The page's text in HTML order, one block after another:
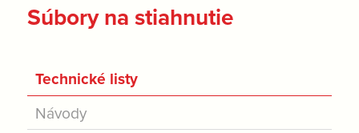
Súbory na stiahnutie
Technické listy
Návody